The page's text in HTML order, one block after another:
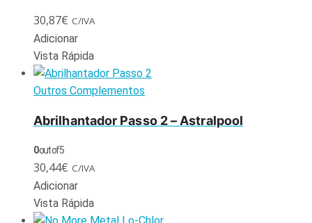
30,87€ C/IVA
Adicionar
Vista Rápida
Outros Complementos
Abrilhantador Passo 2 – Astralpool
0out of 5
30,44€ C/IVA
Adicionar
Vista Rápida